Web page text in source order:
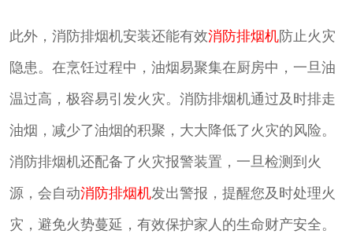
此外，消防排烟机安装还能有效消防排烟机防止火灾
隐患。在烹饪过程中，油烟易聚集在厨房中，一旦油
温过高，极容易引发火灾。消防排烟机通过及时排走
油烟，减少了油烟的积聚，大大降低了火灾的风险。
消防排烟机还配备了火灾报警装置，一旦检测到火
源，会自动消防排烟机发出警报，提醒您及时处理火
灾，避免火势蔓延，有效保护家人的生命财产安全。